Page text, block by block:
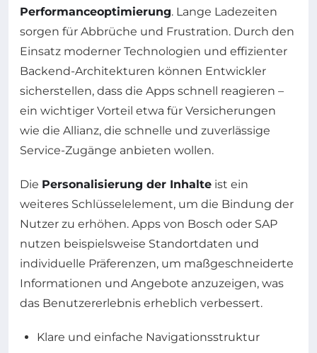
Performanceoptimierung. Lange Ladezeiten
sorgen für Abbrüche und Frustration. Durch den
Einsatz moderner Technologien und effizienter
Backend-Architekturen können Entwickler
sicherstellen, dass die Apps schnell reagieren –
ein wichtiger Vorteil etwa für Versicherungen
wie die Allianz, die schnelle und zuverlässige
Service-Zugänge anbieten wollen.
Die Personalisierung der Inhalte ist ein
weiteres Schlüsselelement, um die Bindung der
Nutzer zu erhöhen. Apps von Bosch oder SAP
nutzen beispielsweise Standortdaten und
individuelle Präferenzen, um maßgeschneiderte
Informationen und Angebote anzuzeigen, was
das Benutzererlebnis erheblich verbessert.
Klare und einfache Navigationsstruktur